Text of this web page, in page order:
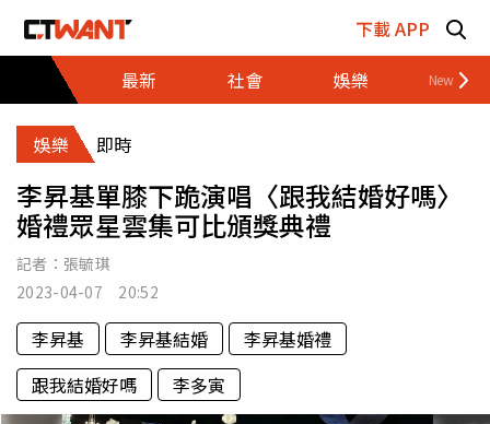
下載 APP
最新
社會 娛樂 財經
娛樂 即時
李昇基單膝下跪演唱〈跟我結婚好嗎〉
婚禮眾星雲集可比頒獎典禮
記者： 張毓琪
2023-04-07 20:52
李昇基 李昇基結婚
李昇基婚禮
跟我結婚好嗎
李多寅